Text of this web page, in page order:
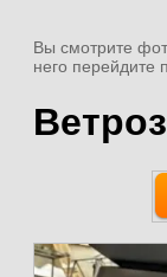
Вы смотрите
него перейдите